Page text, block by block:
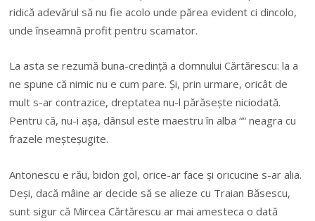
ridică adevărul să nu fie acolo unde părea evident ci dincolo,
unde înseamnă profit pentru scamator.
La asta se rezumă buna-credință a domnului Cărtărescu: la a
ne spune că nimic nu e cum pare. Și, prin urmare, oricât de
mult s-ar contrazice, dreptatea nu-l părăsește niciodată.
Pentru că, nu-i așa, dânsul este maestru în alba ““ neagra cu
frazele meșteșugite.
Antonescu e rău, bidon gol, orice-ar face și oricucine s-ar alia.
Deși, dacă mâine ar decide să se alieze cu Traian Băsescu,
sunt sigur că Mircea Cărtărescu ar mai amesteca o dată